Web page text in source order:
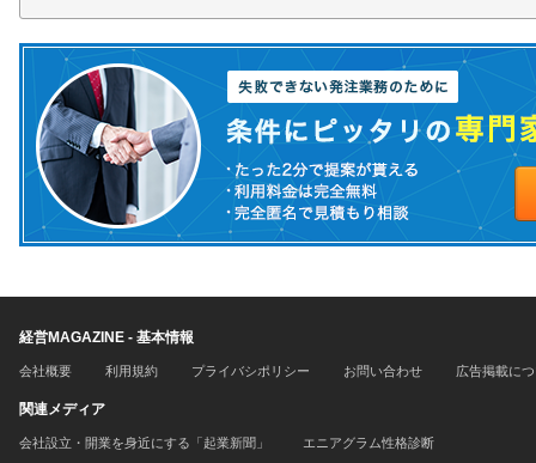
経営MAGAZINE - 基本情報
会社概要 利用規約 プライバシポリシー お問い合わせ 広告掲載に
関連メディア
会社設立・開業を身近にする「起業新聞」 エニアグラム性格診断